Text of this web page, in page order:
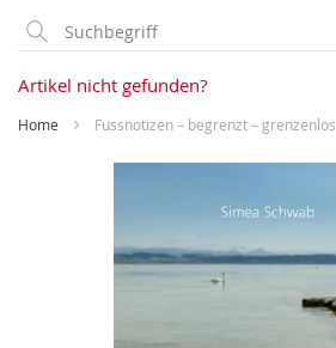
Inhalt
Artikel nicht gefunden?
Home Fussnotizen – begrenzt – grenzenlos